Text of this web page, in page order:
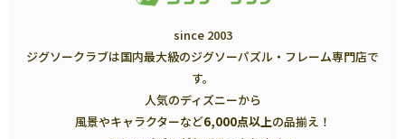
since 2003
ジグソークラブは国内最大級のジグソーパズル・フレーム専門店で
す。
人気のディズニーから
風景やキャラクターなど6,000点以上の品揃え！